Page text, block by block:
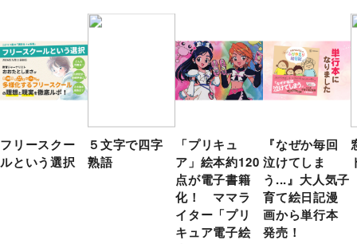
フリースクー
ルという選択
５文字で四字
熟語
「プリキュ
ア」絵本約120
点が電子書籍
化！ ママラ
イター「プリ
キュア電子絵
『なぜか毎回
泣けてしま
う...』大人気子
育て絵日記漫
画から単行本
発売！